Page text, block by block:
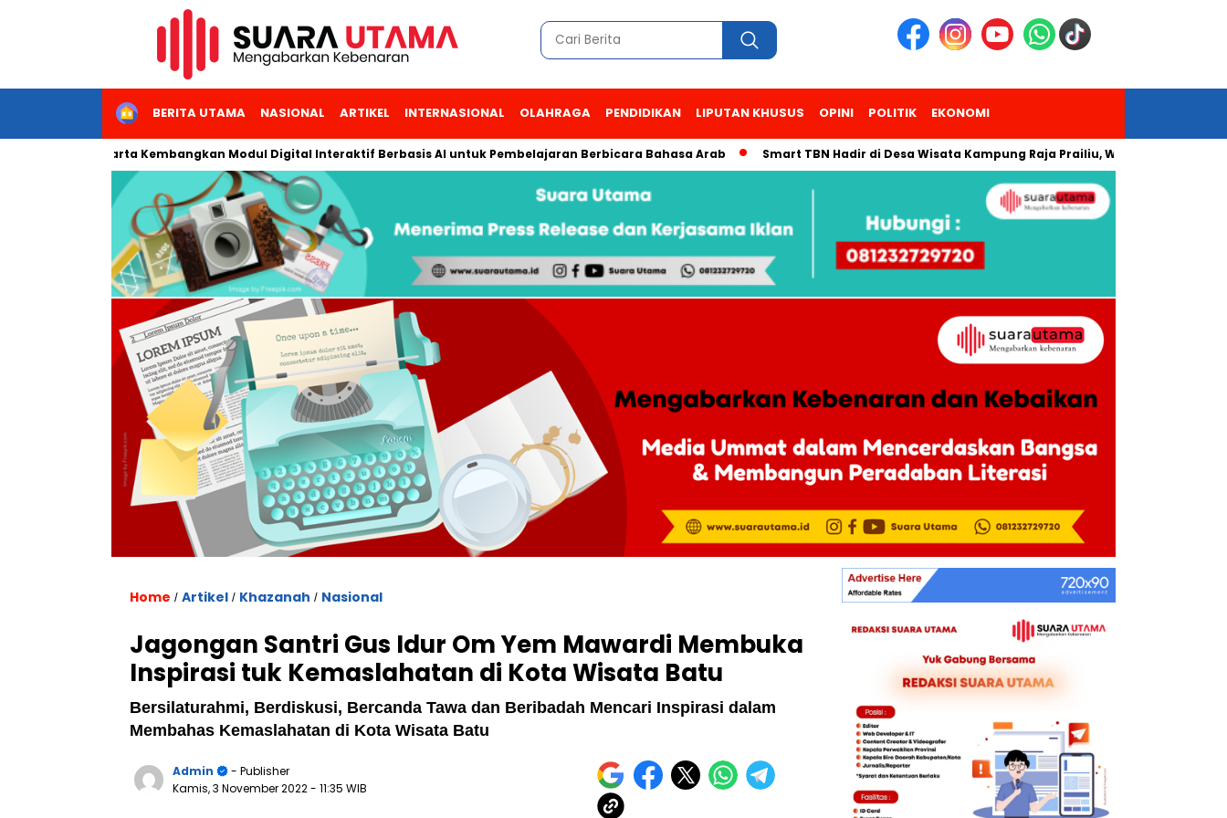
HOMEBERITA UTAMA NASIONAL ARTIKEL INTERNASIONAL OLAHRAGA PENDIDIKAN LIPUTAN KHUSUS OPINI POLITIK EKONOMI
Jakarta Kembangkan Modul Digital Interaktif Berbasis AI untuk Pembelajaran Berbicara Bahasa Arab Smart TBN Hadir di Desa Wisata Kampung Raja Prailiu, Waingapu!
Home / Artikel / Khazanah / Nasional
Jagongan Santri Gus Idur Om Yem Mawardi Membuka
Inspirasi tuk Kemaslahatan di Kota Wisata Batu
Bersilaturahmi, Berdiskusi, Bercanda Tawa dan Beribadah Mencari Inspirasi dalam
Membahas Kemaslahatan di Kota Wisata Batu
Admin
- Publisher
Kamis, 3 November 2022- 11:35 WIB